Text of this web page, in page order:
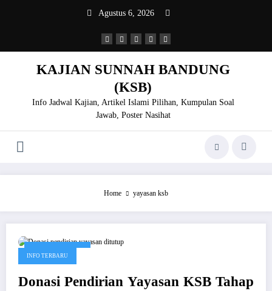
Agustus 6, 2026
KAJIAN SUNNAH BANDUNG
(KSB)
Info Jadwal Kajian, Artikel Islami Pilihan, Kumpulan Soal
Jawab, Poster Nasihat
Home yayasan ksb
INFO TERBARU
Donasi Pendirian Yayasan KSB Tahap